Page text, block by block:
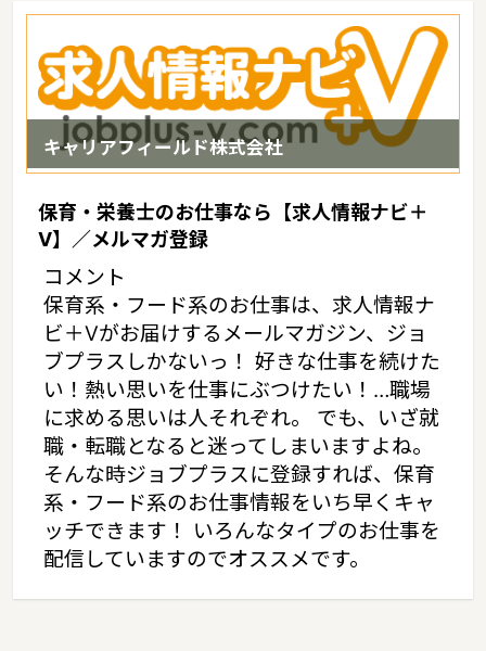
キャリアフィールド株式会社
保育・栄養士のお仕事なら【求人情報ナビ＋
V】／メルマガ登録
コメント
保育系・フード系のお仕事は、求人情報ナ
ビ＋Vがお届けするメールマガジン、ジョ
ブプラスしかないっ！ 好きな仕事を続けた
い！熱い思いを仕事にぶつけたい！…職場
に求める思いは人それぞれ。 でも、いざ就
職・転職となると迷ってしまいますよね。
そんな時ジョブプラスに登録すれば、保育
系・フード系のお仕事情報をいち早くキャ
ッチできます！ いろんなタイプのお仕事を
配信していますのでオススメです。